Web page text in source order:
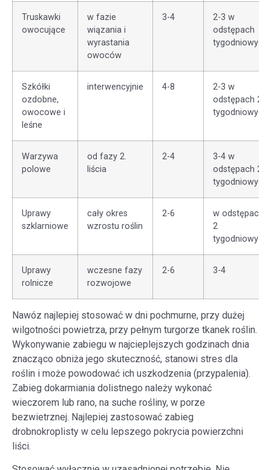
Truskawki
owocujące
w fazie
wiązania i
wyrastania
owoców
3-4
2-3 w
odstępach
tygodniowych
Szkółki
ozdobne,
owocowe i
leśne
interwencyjnie 4-8
2-3 w
odstępach 2
tygodniowych
Warzywa
polowe
od fazy 2.
liścia
2-4
3-4 w
odstępach 2
tygodniowych
Uprawy
szklarniowe
cały okres
wzrostu roślin
2-6
w odstępach
2
tygodniowych
Uprawy
rolnicze
wczesne fazy
rozwojowe
2-6 3-4
Nawóz najlepiej stosować w dni pochmurne, przy dużej
wilgotności powietrza, przy pełnym turgorze tkanek roślin.
Wykonywanie zabiegu w najcieplejszych godzinach dnia
znacząco obniża jego skuteczność, stanowi stres dla
roślin i może powodować ich uszkodzenia (przypalenia).
Zabieg dokarmiania dolistnego należy wykonać
wieczorem lub rano, na suche rośliny, w porze
bezwietrznej. Najlepiej zastosować zabieg
drobnokroplisty w celu lepszego pokrycia powierzchni
liści.